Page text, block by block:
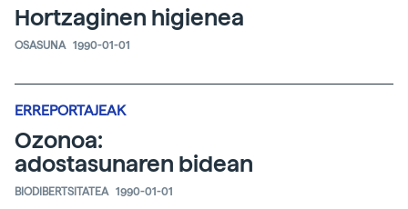
Hortzaginen higienea
OSASUNA 1990-01-01
ERREPORTAJEAK
Ozonoa:
adostasunaren bidean
BIODIBERTSITATEA 1990-01-01